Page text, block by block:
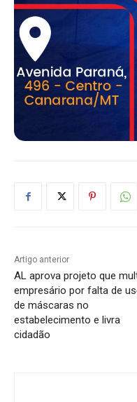
Artigo anterior
AL aprova projeto que
empresário por falta de
de máscaras no
estabelecimento e livra
cidadão